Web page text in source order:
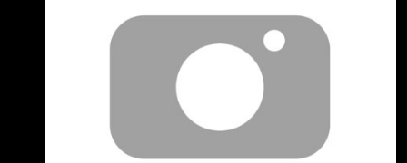
pick tonight. — 跟公牛買到二輪，正式在選秀第
二天進場，應該有機會繼續用現金往前換，期待
能既昨天 後再拿到好的素材。 --